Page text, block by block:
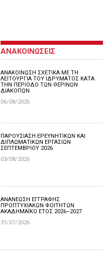
ΑΝΑΚΟΙΝΩΣΕΙΣ
ΑΝΑΚΟΙΝΩΣΗ ΣΧΕΤΙΚΑ ΜΕ ΤΗ
ΛΕΙΤΟΥΡΓΙΑ ΤΟΥ ΙΔΡΥΜΑΤΟΣ ΚΑΤΑ
ΤΗΝ ΠΕΡΙΟΔΟ ΤΩΝ ΘΕΡΙΝΩΝ
ΔΙΑΚΟΠΩΝ
06/08/2026
ΠΑΡΟΥΣΙΑΣΗ ΕΡΕΥΝΗΤΙΚΩΝ ΚΑΙ
ΔΙΠΛΩΜΑΤΙΚΩΝ ΕΡΓΑΣΙΩΝ
ΣΕΠΤΕΜΒΡΙΟΥ 2026
03/08/2026
ΑΝΑΝΕΩΣΗ ΕΓΓΡΑΦΗΣ
ΠΡΟΠΤΥΧΙΑΚΩΝ ΦΟΙΤΗΤΩΝ
ΑΚΑΔΗΜΑΪΚΟ ΕΤΟΣ 2026–2027
31/07/2026